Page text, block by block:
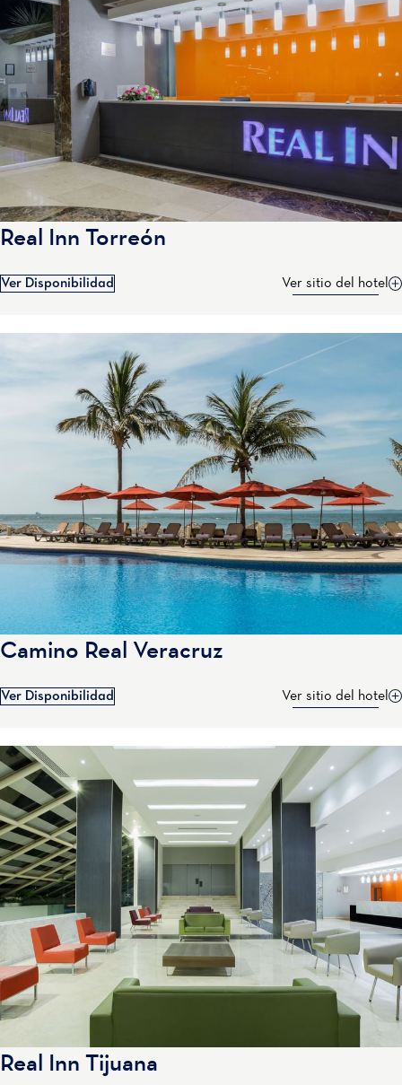
Real Inn Torreón
Ver Disponibilidad Ver sitio del hotel
Camino Real Veracruz
Ver Disponibilidad Ver sitio del hotel
Real Inn Tijuana